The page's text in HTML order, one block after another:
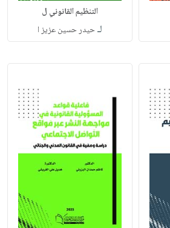
التنظيم القانوني ل
لـحيدر حسين عزيز ا